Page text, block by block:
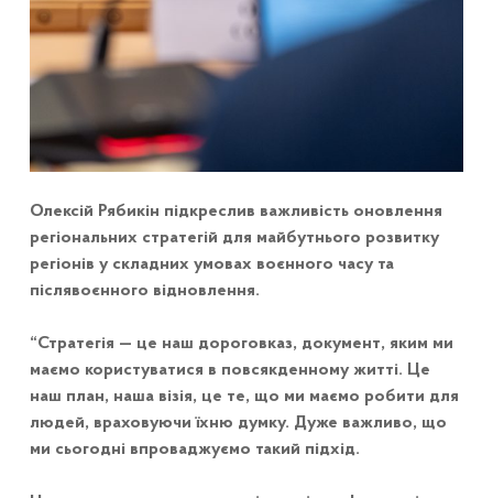
Олексій Рябикін підкреслив важливість оновлення
регіональних стратегій для майбутнього розвитку
регіонів у складних умовах воєнного часу та
післявоєнного відновлення.
“Стратегія — це наш дороговказ, документ, яким ми
маємо користуватися в повсякденному житті. Це
наш план, наша візія, це те, що ми маємо робити для
людей, враховуючи їхню думку. Дуже важливо, що
ми сьогодні впроваджуємо такий підхід.